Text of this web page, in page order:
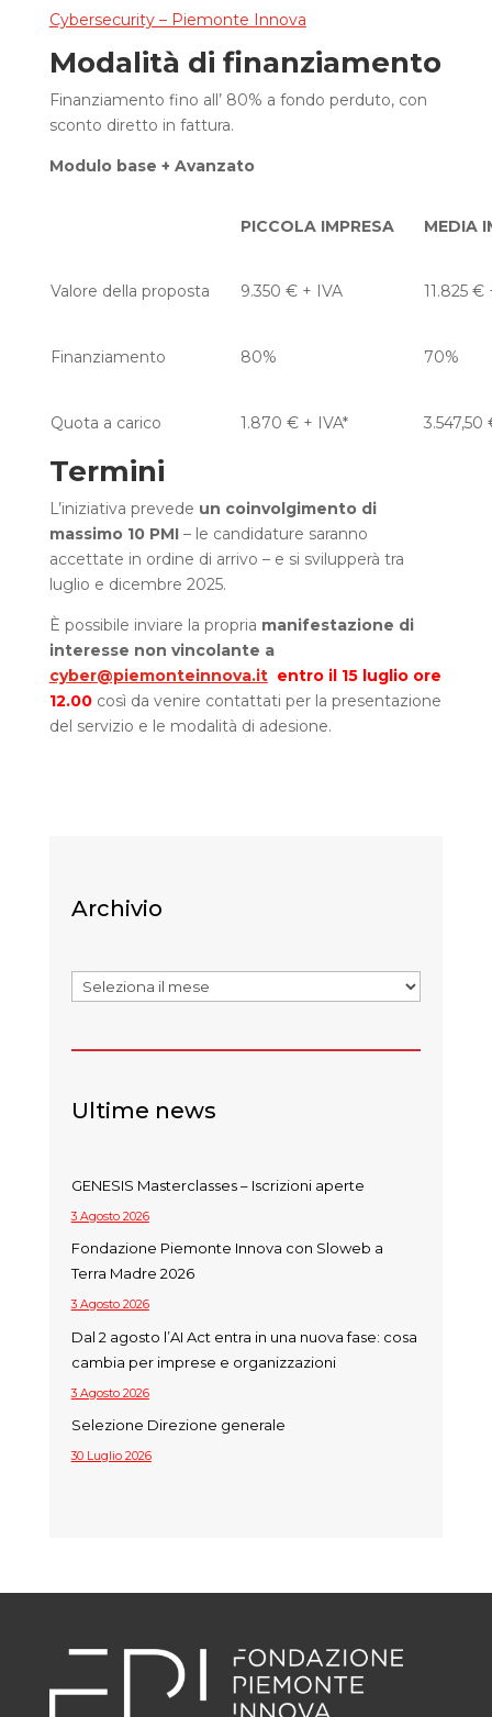
Cybersecurity – Piemonte Innova
Modalità di finanziamento
Finanziamento fino all’ 80% a fondo perduto, con
sconto diretto in fattura.
Modulo base + Avanzato
PICCOLA IMPRESA​ MEDIA
Valore della proposta 9.350 € + IVA 11.825 €
Finanziamento 80%​ 70%​
Quota a carico​ 1.870 € + IVA* 3.547,50
Termini
L’iniziativa prevede un coinvolgimento di
massimo 10 PMI– le candidature saranno
accettate in ordine di arrivo – e si svilupperà tra
luglio e dicembre 2025.
È possibile inviare la propria manifestazione di
interesse non vincolante a
cyber@piemonteinnova.it entro il 15 luglio ore
12.00 così da venire contattati per la presentazione
del servizio e le modalità di adesione.
Archivio
Archivi
Ultime news
GENESIS Masterclasses – Iscrizioni aperte
3 Agosto 2026
Fondazione Piemonte Innova con Sloweb a
Terra Madre 2026
3 Agosto 2026
Dal 2 agosto l’AI Act entra in una nuova fase: cosa
cambia per imprese e organizzazioni
3 Agosto 2026
Selezione Direzione generale
30 Luglio 2026